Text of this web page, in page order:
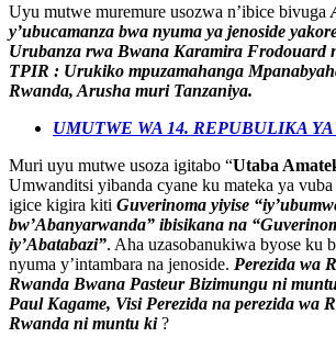
Uyu mutwe muremure usozwa n’ibice bivuga
y’ubucamanza bwa nyuma ya jenoside
Urubanza rwa Bwana Karamira Frodouard
TPIR : Urukiko mpuzamahanga
Rwanda, Arusha muri Tanzaniya.
UMUTWE WA 14. REPUBULIKA
Muri uyu mutwe usoza igitabo “Utaba
Umwanditsi yibanda cyane ku mateka ya vuba
igice kigira kiti Guverinoma yiyise
bw’Abanyarwanda” ibisikana na
iy’Abatabazi”. Aha uzasobanukiwa byose ku
nyuma y’intambara na jenoside. Perezida wa
Rwanda Bwana Pasteur Bizimungu ni
Paul Kagame, Visi Perezida na perezida wa
Rwanda ni muntu ki?